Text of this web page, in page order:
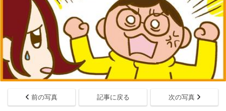
前の写真 記事に戻る 次の写真